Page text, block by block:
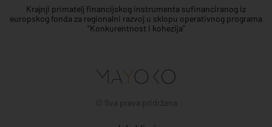
Krajnji primatelj financijskog instrumenta sufinanciranog iz
europskog fonda za regionalni razvoj u sklopu operativnog programa
"Konkurentnost i kohezija"
© Sva prava pridržana